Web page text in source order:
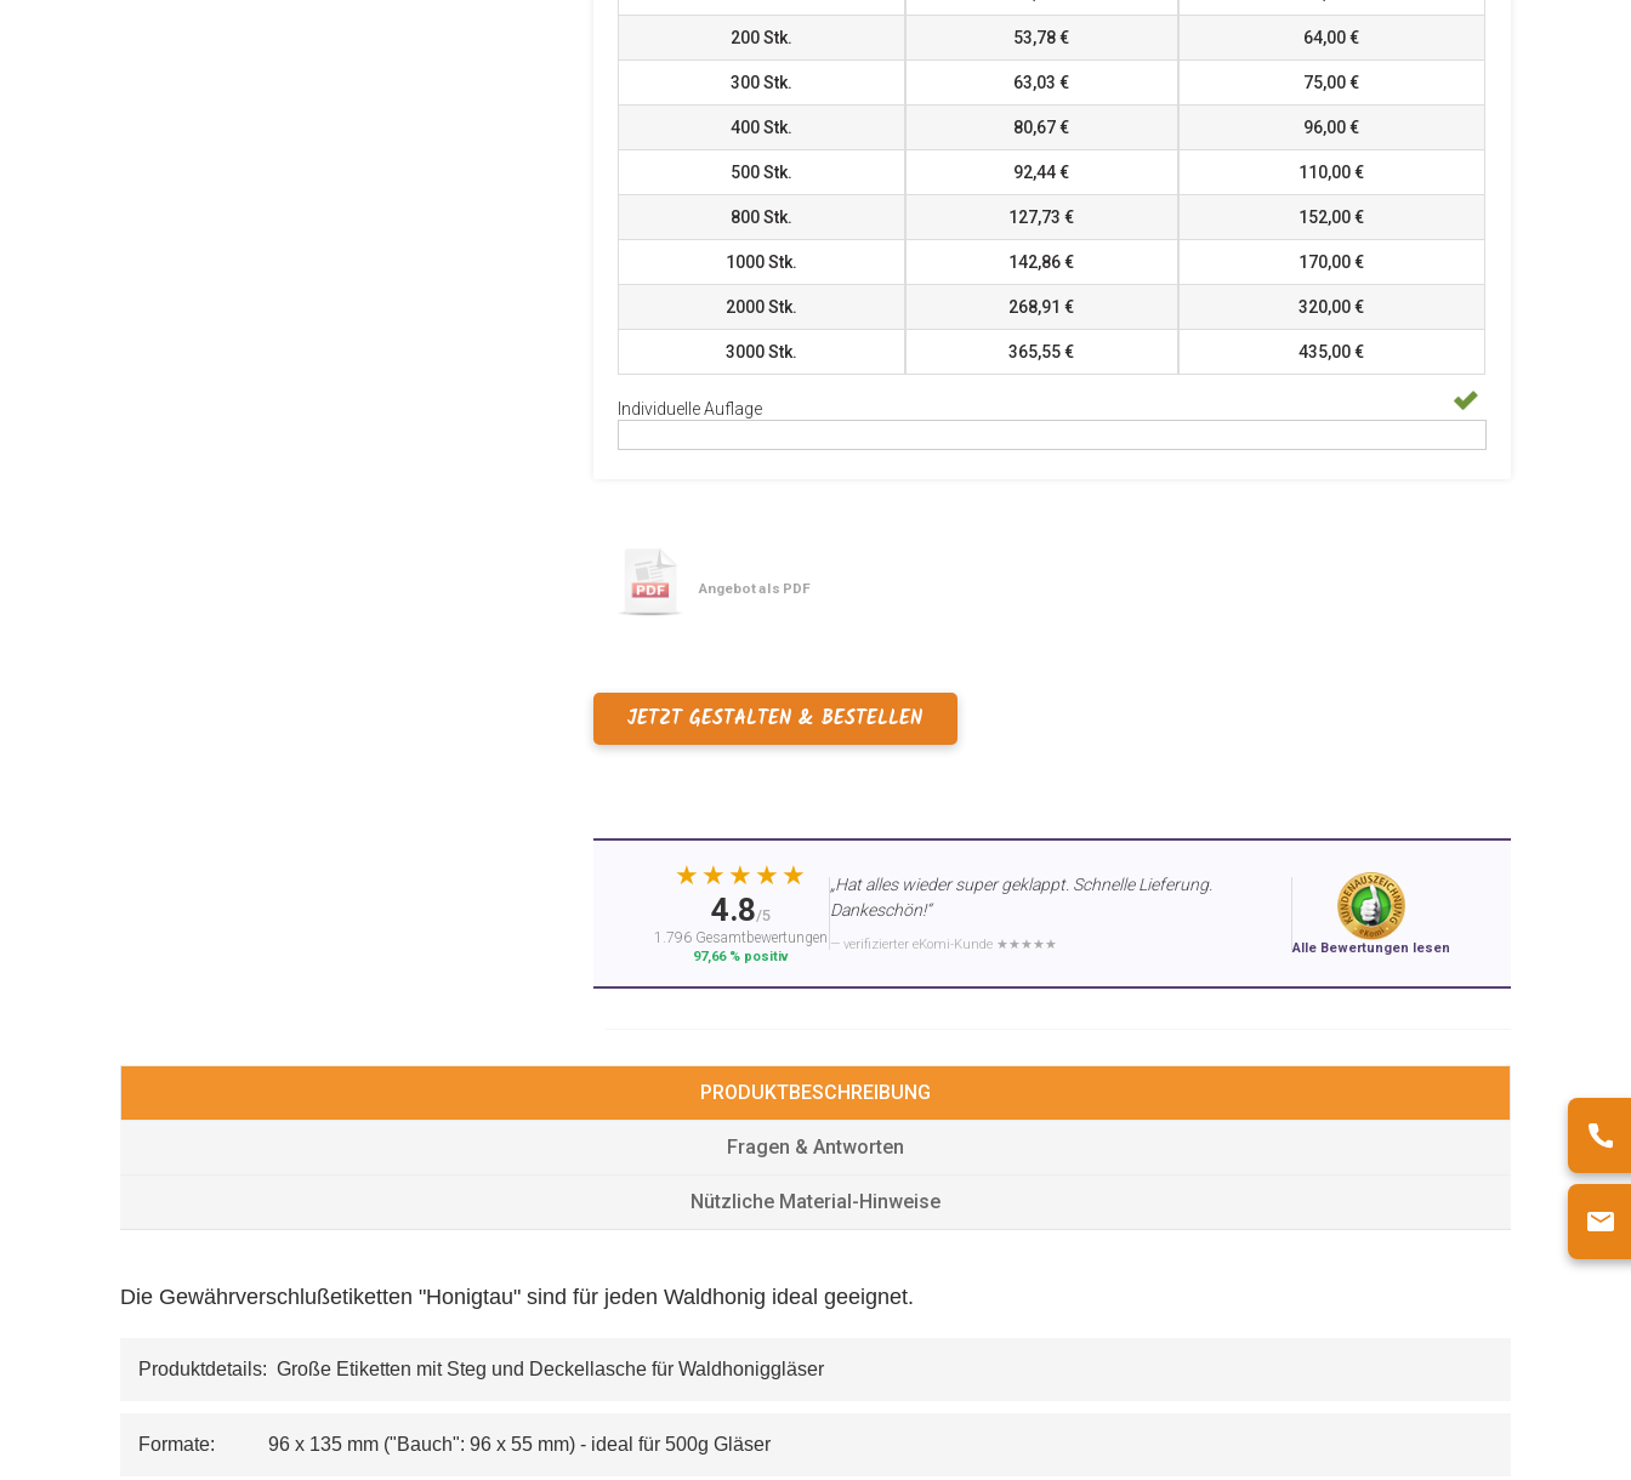
200Stk. 53,78 € 64,00 €
300Stk. 63,03 € 75,00 €
400Stk. 80,67 € 96,00 €
500Stk. 92,44 € 110,00 €
800Stk. 127,73 € 152,00 €
1000Stk. 142,86 € 170,00 €
2000Stk. 268,91 € 320,00 €
3000Stk. 365,55 € 435,00 €
Individuelle Auflage
Angebot als PDF
JETZT GESTALTEN & BESTELLEN
★★★★★
4.8/5
1.796 Gesamtbewertungen
97,66 % positiv
„Hat alles wieder super geklappt. Schnelle Lieferung.
Dankeschön!“
— verifizierter eKomi-Kunde ★★★★★ Alle Bewertungen lesen
PRODUKTBESCHREIBUNG
Fragen & Antworten
Nützliche Material-Hinweise
Die Gewährverschlußetiketten "Honigtau" sind für jeden Waldhonig ideal geeignet.
Produktdetails:  Große Etiketten mit Steg und Deckellasche für Waldhoniggläser
Formate:           96 x 135 mm ("Bauch": 96 x 55 mm) - ideal für 500g Gläser